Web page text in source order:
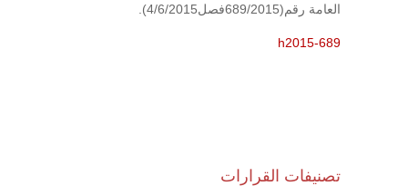
العامة رقم(689/2015فصل4/6/2015).
h2015-689
تصنيفات القرارات